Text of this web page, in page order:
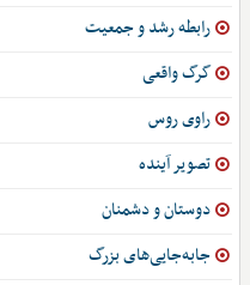
رابطه رشد و جمعیت
گرگ واقعی
راوی روس
تصویر آینده
دوستان و دشمنان
جابه‌جایی‌های بزرگ